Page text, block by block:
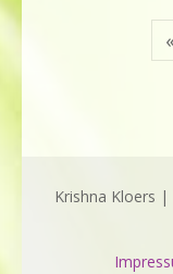
Krishna Kloers |